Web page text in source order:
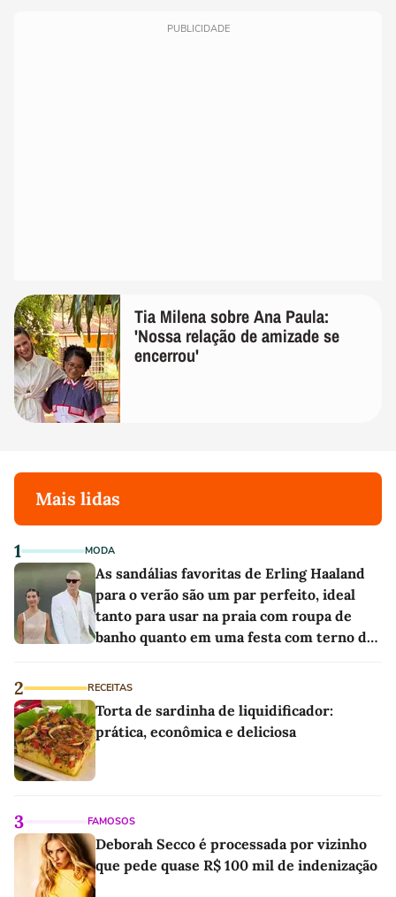
PUBLICIDADE
Tia Milena sobre Ana Paula:
'Nossa relação de amizade se
encerrou'
Mais lidas
1 MODA
As sandálias favoritas de Erling Haaland
para o verão são um par perfeito, ideal
tanto para usar na praia com roupa de
banho quanto em uma festa com terno de
2 RECEITAS
Torta de sardinha de liquidificador:
prática, econômica e deliciosa
3 FAMOSOS
Deborah Secco é processada por vizinho
que pede quase R$ 100 mil de indenização